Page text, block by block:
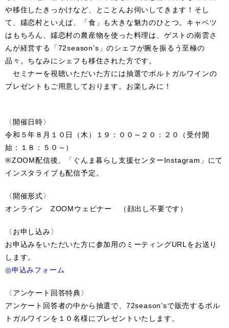
や移住したきっかけなど、とことんお伺いしてきます！そし
て、嬬恋村といえば、「食」も大きな魅力のひとつ。キャベツ
はもちろん、嬬恋村の農産物を使った料理は、ゲストの南雲さ
んが経営する「72season’s」のシェフが腕を振るう至極の
品々。ちなみにシェフも移住された方です。
セミナーを視聴いただいた方には抽選でポルトガルワインの
プレゼントもご用意しております。お楽しみに！
〈開催日時〉
令和５年８月１０日（木）１９：００～２０：２０（受付開
始：１８：５０～）
※ZOOM配信後、「ぐんま暮らし支援センターInstagram」にて
インスタライブも配信予定。
〈開催形式〉
オンライン ZOOMウェビナー （顔出し不要です）
〈お申し込み〉
お申込みをいただいた方に参加用のミーティングURLをお送り
します。
◎申込みフォーム
〈アンケート回答特典〉
アンケート回答者の中から抽選で、72season’sで販売するポル
トガルワインを１０名様にプレゼントいたします。